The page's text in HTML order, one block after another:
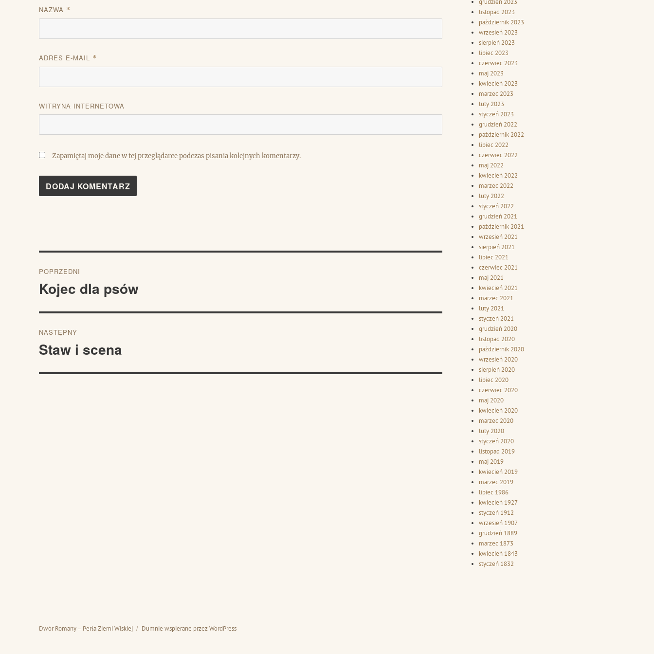
NAZWA *
ADRES E-MAIL *
WITRYNA INTERNETOWA
Zapamiętaj moje dane w tej przeglądarce podczas pisania kolejnych komentarzy.
wpisu
POPRZEDNI
Poprzedni
wpis:
Kojec dla psów
NASTĘPNY
Następny
Staw i scena
grudzień 2023
listopad 2023
październik 2023
wrzesień 2023
sierpień 2023
lipiec 2023
czerwiec 2023
maj 2023
kwiecień 2023
marzec 2023
luty 2023
styczeń 2023
grudzień 2022
październik 2022
lipiec 2022
czerwiec 2022
maj 2022
kwiecień 2022
marzec 2022
luty 2022
styczeń 2022
grudzień 2021
październik 2021
wrzesień 2021
sierpień 2021
lipiec 2021
czerwiec 2021
maj 2021
kwiecień 2021
marzec 2021
luty 2021
styczeń 2021
grudzień 2020
listopad 2020
październik 2020
wrzesień 2020
sierpień 2020
lipiec 2020
czerwiec 2020
maj 2020
kwiecień 2020
marzec 2020
luty 2020
styczeń 2020
listopad 2019
maj 2019
kwiecień 2019
marzec 2019
lipiec 1986
kwiecień 1927
styczeń 1912
wrzesień 1907
grudzień 1889
marzec 1873
kwiecień 1843
styczeń 1832
Dwór Romany – Perła Ziemi Wiskiej Dumnie wspierane przez WordPress